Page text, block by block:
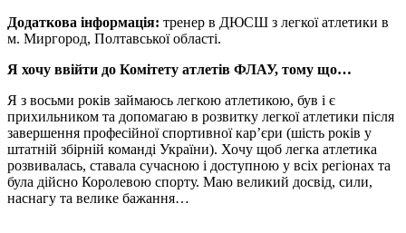
Додаткова інформація: тренер в ДЮСШ з легкої атлетики в
м. Миргород, Полтавської області.
Я хочу ввійти до Комітету атлетів ФЛАУ, тому що…
Я з восьми років займаюсь легкою атлетикою, був і є
прихильником та допомагаю в розвитку легкої атлетики після
завершення професійної спортивної кар’єри (шість років у
штатній збірній команді України). Хочу щоб легка атлетика
розвивалась, ставала сучасною і доступною у всіх регіонах та
була дійсно Королевою спорту. Маю великий досвід, сили,
наснагу та велике бажання…